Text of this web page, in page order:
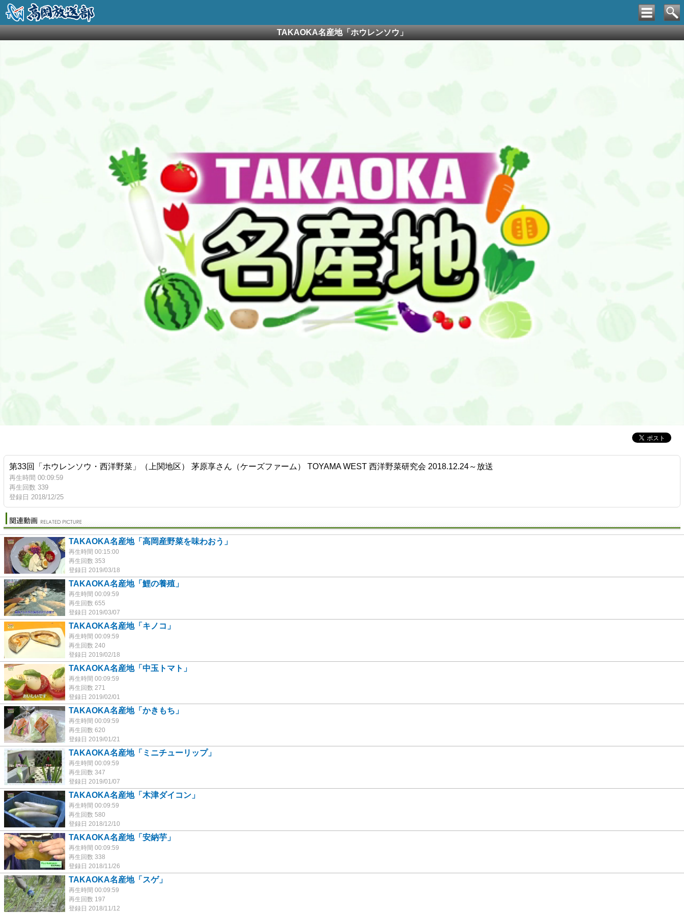
TAKAOKA名産地「ホウレンソウ」
第33回「ホウレンソウ・西洋野菜」（上関地区） 茅原享さん（ケーズファーム） TOYAMA WEST 西洋野菜研究会 2018.12.24～放送
再生時間 00:09:59
再生回数 339
登録日 2018/12/25
TAKAOKA名産地「高岡産野菜を味わおう」
再生時間 00:15:00
再生回数 353
登録日 2019/03/18
TAKAOKA名産地「鯉の養殖」
再生時間 00:09:59
再生回数 655
登録日 2019/03/07
TAKAOKA名産地「キノコ」
再生時間 00:09:59
再生回数 240
登録日 2019/02/18
TAKAOKA名産地「中玉トマト」
再生時間 00:09:59
再生回数 271
登録日 2019/02/01
TAKAOKA名産地「かきもち」
再生時間 00:09:59
再生回数 620
登録日 2019/01/21
TAKAOKA名産地「ミニチューリップ」
再生時間 00:09:59
再生回数 347
登録日 2019/01/07
TAKAOKA名産地「木津ダイコン」
再生時間 00:09:59
再生回数 580
登録日 2018/12/10
TAKAOKA名産地「安納芋」
再生時間 00:09:59
再生回数 338
登録日 2018/11/26
TAKAOKA名産地「スゲ」
再生時間 00:09:59
再生回数 197
登録日 2018/11/12